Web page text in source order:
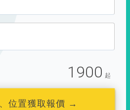
1900 起
位置獲取報價 →